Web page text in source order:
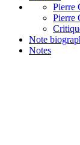
Pierre
Pierre
Note
Notes